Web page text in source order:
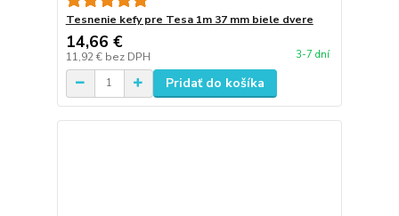
Tesnenie kefy pre Tesa 1m 37 mm biele dvere
14,66 €
11,92 € bez DPH 3-7 dní
Pridať do košíka